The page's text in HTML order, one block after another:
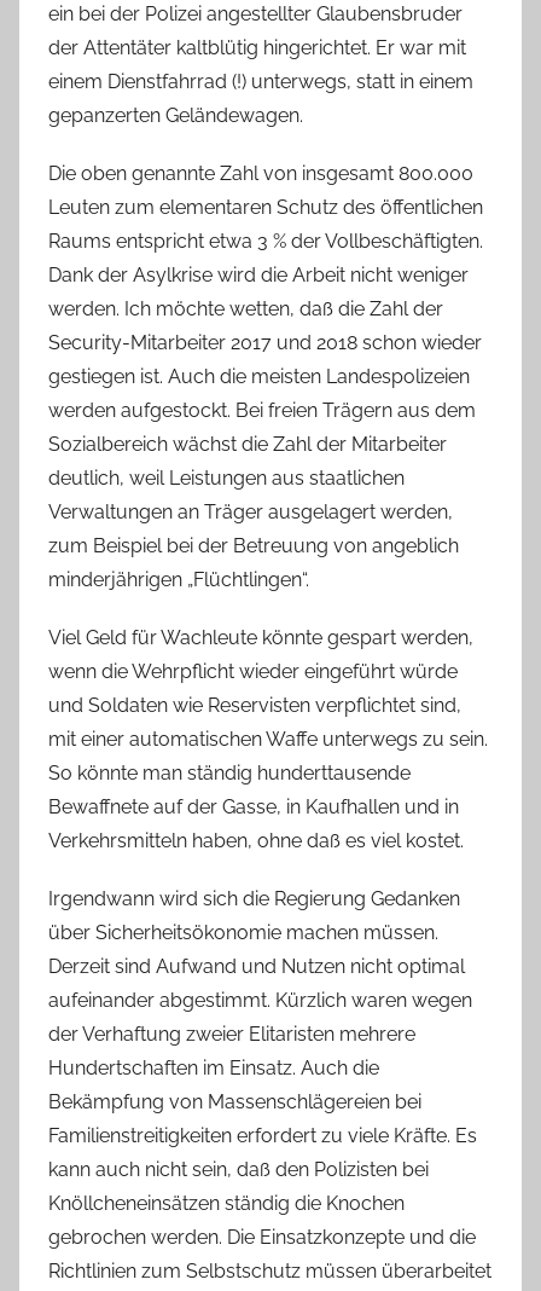
ein bei der Polizei angestellter Glaubensbruder
der Attentäter kaltblütig hingerichtet. Er war mit
einem Dienstfahrrad (!) unterwegs, statt in einem
gepanzerten Geländewagen.
Die oben genannte Zahl von insgesamt 800.000
Leuten zum elementaren Schutz des öffentlichen
Raums entspricht etwa 3 % der Vollbeschäftigten.
Dank der Asylkrise wird die Arbeit nicht weniger
werden. Ich möchte wetten, daß die Zahl der
Security-Mitarbeiter 2017 und 2018 schon wieder
gestiegen ist. Auch die meisten Landespolizeien
werden aufgestockt. Bei freien Trägern aus dem
Sozialbereich wächst die Zahl der Mitarbeiter
deutlich, weil Leistungen aus staatlichen
Verwaltungen an Träger ausgelagert werden,
zum Beispiel bei der Betreuung von angeblich
minderjährigen „Flüchtlingen“.
Viel Geld für Wachleute könnte gespart werden,
wenn die Wehrpflicht wieder eingeführt würde
und Soldaten wie Reservisten verpflichtet sind,
mit einer automatischen Waffe unterwegs zu sein.
So könnte man ständig hunderttausende
Bewaffnete auf der Gasse, in Kaufhallen und in
Verkehrsmitteln haben, ohne daß es viel kostet.
Irgendwann wird sich die Regierung Gedanken
über Sicherheitsökonomie machen müssen.
Derzeit sind Aufwand und Nutzen nicht optimal
aufeinander abgestimmt. Kürzlich waren wegen
der Verhaftung zweier Elitaristen mehrere
Hundertschaften im Einsatz. Auch die
Bekämpfung von Massenschlägereien bei
Familienstreitigkeiten erfordert zu viele Kräfte. Es
kann auch nicht sein, daß den Polizisten bei
Knöllcheneinsätzen ständig die Knochen
gebrochen werden. Die Einsatzkonzepte und die
Richtlinien zum Selbstschutz müssen überarbeitet